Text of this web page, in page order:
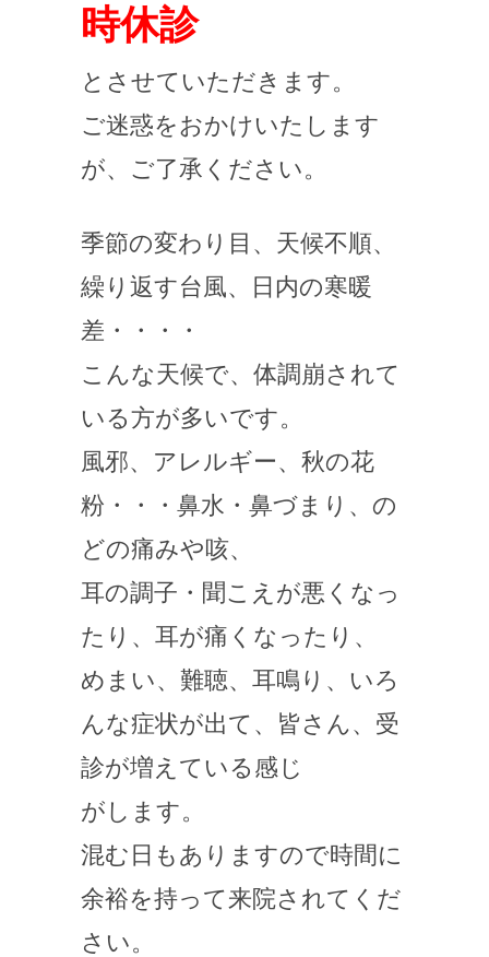
時休診
とさせていただきます。
ご迷惑をおかけいたします
が、ご了承ください。
季節の変わり目、天候不順、
繰り返す台風、日内の寒暖
差・・・・
こんな天候で、体調崩されて
いる方が多いです。
風邪、アレルギー、秋の花
粉・・・鼻水・鼻づまり、の
どの痛みや咳、
耳の調子・聞こえが悪くなっ
たり、耳が痛くなったり、
めまい、難聴、耳鳴り、いろ
んな症状が出て、皆さん、受
診が増えている感じ
がします。
混む日もありますので時間に
余裕を持って来院されてくだ
さい。